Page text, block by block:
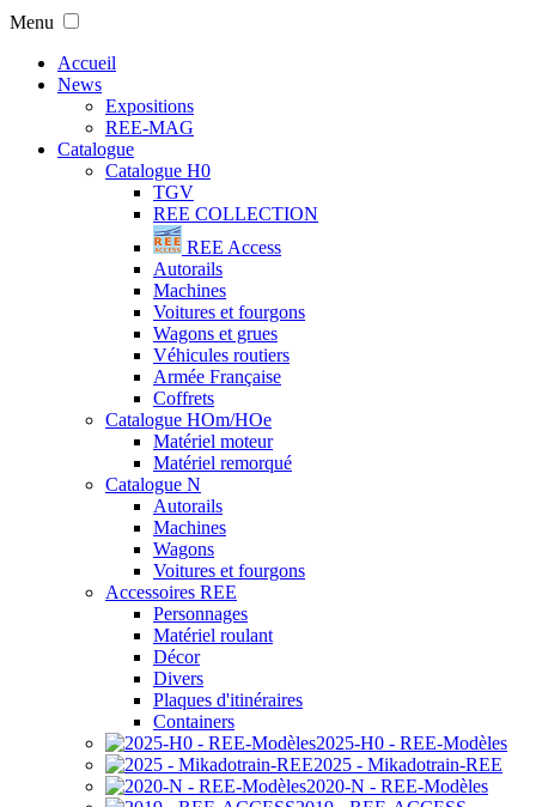
Menu
Accueil
News
Expositions
REE-MAG
Catalogue
Catalogue H0
TGV
REE COLLECTION
REE Access
Autorails
Machines
Voitures et fourgons
Wagons et grues
Véhicules routiers
Armée Française
Coffrets
Catalogue HOm/HOe
Matériel moteur
Matériel remorqué
Catalogue N
Autorails
Machines
Wagons
Voitures et fourgons
Accessoires REE
Personnages
Matériel roulant
Décor
Divers
Plaques d'itinéraires
Containers
2025-H0 - REE-Modèles
2025 - Mikadotrain-REE
2020-N - REE-Modèles